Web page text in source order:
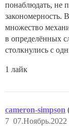
понаблюдать, не
закономерность.
множество
в определённых
столкнулись с
1 лайк
cameron-simpson
07.Ноябрь.2022
7